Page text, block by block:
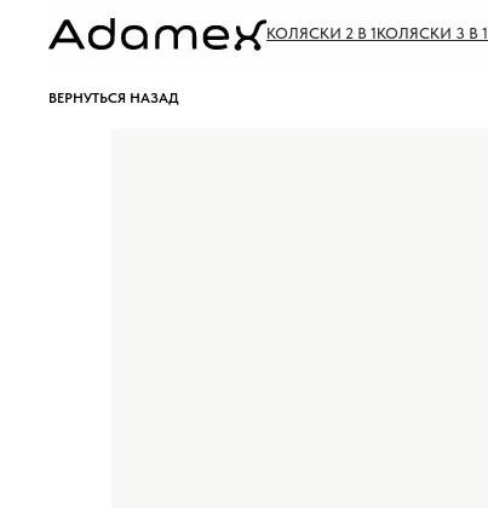
КОЛЯСКИ 2 В 1КОЛЯСКИ 3 В 1
ВЕРНУТЬСЯ НАЗАД